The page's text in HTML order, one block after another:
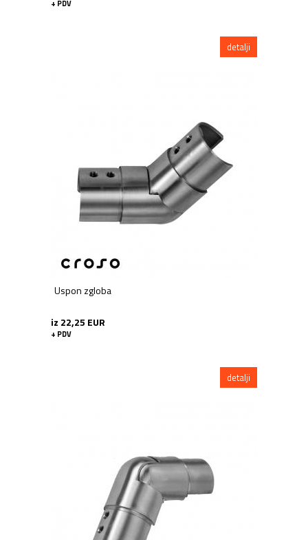
+ PDV
detalji
Uspon zgloba
iz 22,25 EUR
+ PDV
detalji